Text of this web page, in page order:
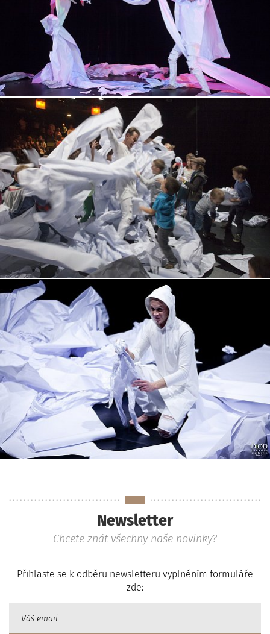
Newsletter
Chcete znát všechny naše novinky?
Přihlaste se k odběru newsletteru vyplněním formuláře
zde: